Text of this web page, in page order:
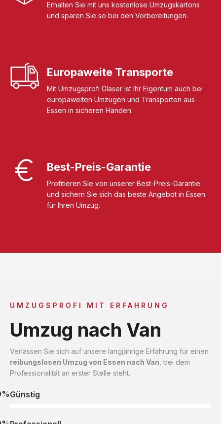
Erhalten Sie mit uns kostenlose Umzugskartons
und sparen Sie so bei den Vorbereitungen.
Europaweite Transporte
Mit Umzugsprofi Glaser ist Ihr Eigentum auch bei
europaweiten Umzügen und Transporten aus
Essen in sicheren Händen.
Best-Preis-Garantie
Profitieren Sie von unserer Best-Preis-Garantie
und sichern Sie sich das beste Angebot in Essen
für Ihren Umzug.
UMZUGSPROFI MIT ERFAHRUNG
Umzug nach Van
Verlassen Sie sich auf unsere langjährige Erfahrung für einen
reibungslosen Umzug von Essen nach Van , bei dem
Professionalität an erster Stelle steht.
Günstig